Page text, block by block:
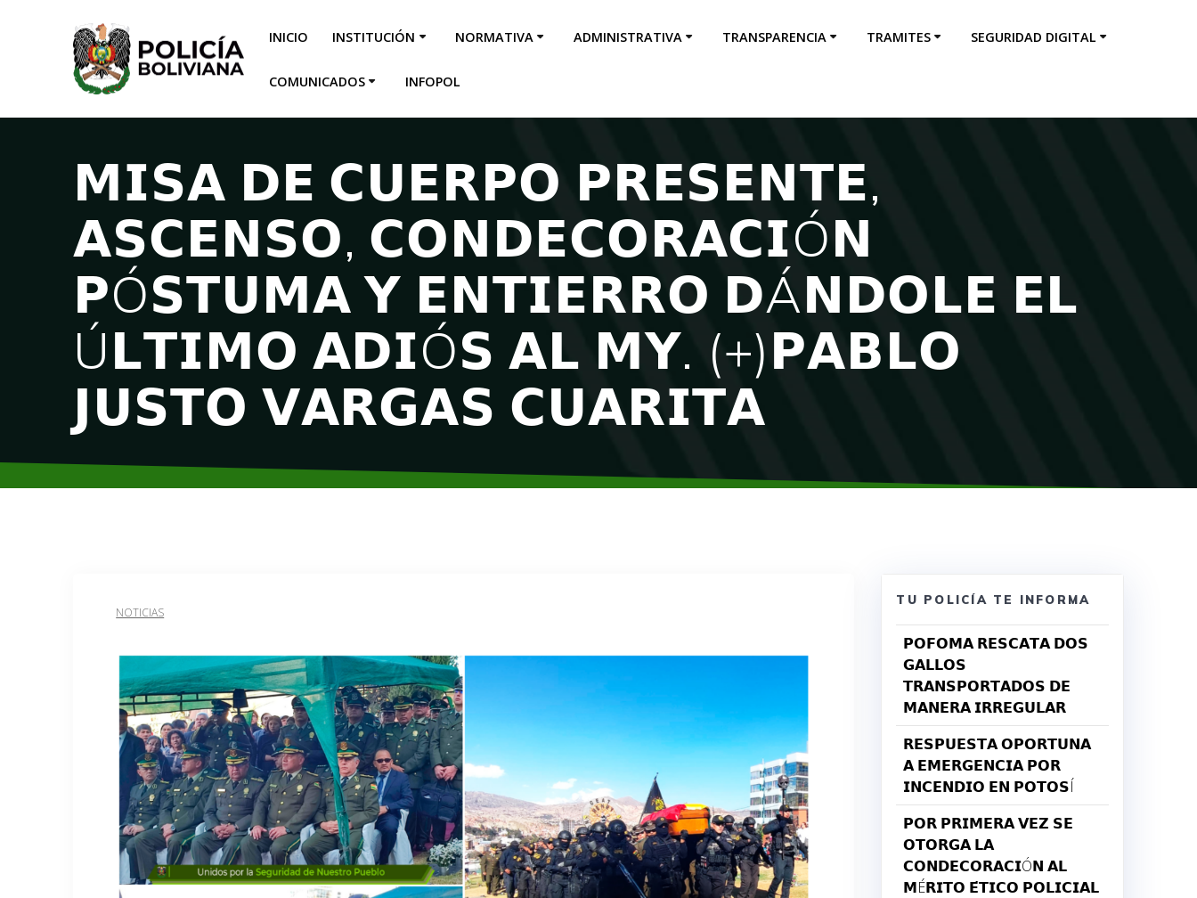
INICIO INSTITUCIÓN NORMATIVA ADMINISTRATIVA TRANSPARENCIA TRAMITES SEGURIDAD DIGITAL
COMUNICADOS INFOPOL
𝗠𝗜𝗦𝗔 𝗗𝗘 𝗖𝗨𝗘𝗥𝗣𝗢 𝗣𝗥𝗘𝗦𝗘𝗡𝗧𝗘,
𝗔𝗦𝗖𝗘𝗡𝗦𝗢, 𝗖𝗢𝗡𝗗𝗘𝗖𝗢𝗥𝗔𝗖𝗜Ó𝗡
𝗣Ó𝗦𝗧𝗨𝗠𝗔 𝗬 𝗘𝗡𝗧𝗜𝗘𝗥𝗥𝗢 𝗗Á𝗡𝗗𝗢𝗟𝗘 𝗘𝗟
Ú𝗟𝗧𝗜𝗠𝗢 𝗔𝗗𝗜Ó𝗦 𝗔𝗟 𝗠𝗬. (+)𝗣𝗔𝗕𝗟𝗢
𝗝𝗨𝗦𝗧𝗢 𝗩𝗔𝗥𝗚𝗔𝗦 𝗖𝗨𝗔𝗥𝗜𝗧𝗔
NOTICIAS
TU POLICÍA TE INFORMA
𝗣𝗢𝗙𝗢𝗠𝗔 𝗥𝗘𝗦𝗖𝗔𝗧𝗔 𝗗𝗢𝗦
𝗚𝗔𝗟𝗟𝗢𝗦
𝗧𝗥𝗔𝗡𝗦𝗣𝗢𝗥𝗧𝗔𝗗𝗢𝗦 𝗗𝗘
𝗠𝗔𝗡𝗘𝗥𝗔 𝗜𝗥𝗥𝗘𝗚𝗨𝗟𝗔𝗥
𝗥𝗘𝗦𝗣𝗨𝗘𝗦𝗧𝗔 𝗢𝗣𝗢𝗥𝗧𝗨𝗡𝗔
𝗔 𝗘𝗠𝗘𝗥𝗚𝗘𝗡𝗖𝗜𝗔 𝗣𝗢𝗥
𝗜𝗡𝗖𝗘𝗡𝗗𝗜𝗢 𝗘𝗡 𝗣𝗢𝗧𝗢𝗦Í
𝗣𝗢𝗥 𝗣𝗥𝗜𝗠𝗘𝗥𝗔 𝗩𝗘𝗭 𝗦𝗘
𝗢𝗧𝗢𝗥𝗚𝗔 𝗟𝗔
𝗖𝗢𝗡𝗗𝗘𝗖𝗢𝗥𝗔𝗖𝗜Ó𝗡 𝗔𝗟
𝗠É𝗥𝗜𝗧𝗢 𝗘́𝗧𝗜𝗖𝗢 𝗣𝗢𝗟𝗜𝗖𝗜𝗔𝗟